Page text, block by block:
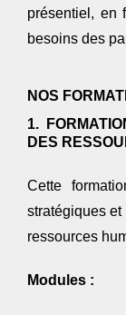
présentiel , en
besoins des
NOS
1.
DES
Cette
stratégiques
ressources
Modules :